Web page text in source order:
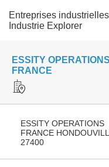
Entreprises
Industrie Explorer
ESSITY OPERATIONS
FRANCE
ESSITY OPERATIONS
FRANCE
27400